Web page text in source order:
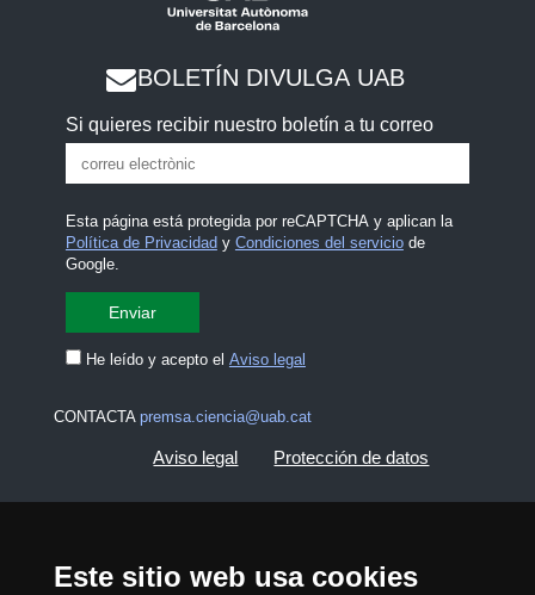
Este sitio web usa cookies
BOLETÍN DIVULGA UAB
Si quieres recibir nuestro boletín a tu correo
Esta página está protegida por reCAPTCHA y aplican la
Política de Privacidad y Condiciones del serviciode
Google.
He leído y acepto el Aviso legal
CONTACTA premsa.ciencia@uab.cat
Aviso legal Protección de datos
Mapa del web UAB